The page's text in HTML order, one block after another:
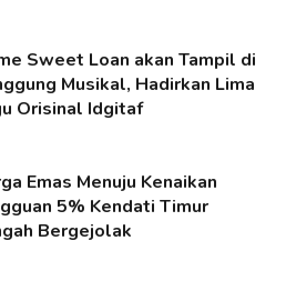
Sweet Loan akan Tampil di
Musikal, Hadirkan Lima
Orisinal Idgitaf
Emas Menuju Kenaikan
5% Kendati Timur
Bergejolak